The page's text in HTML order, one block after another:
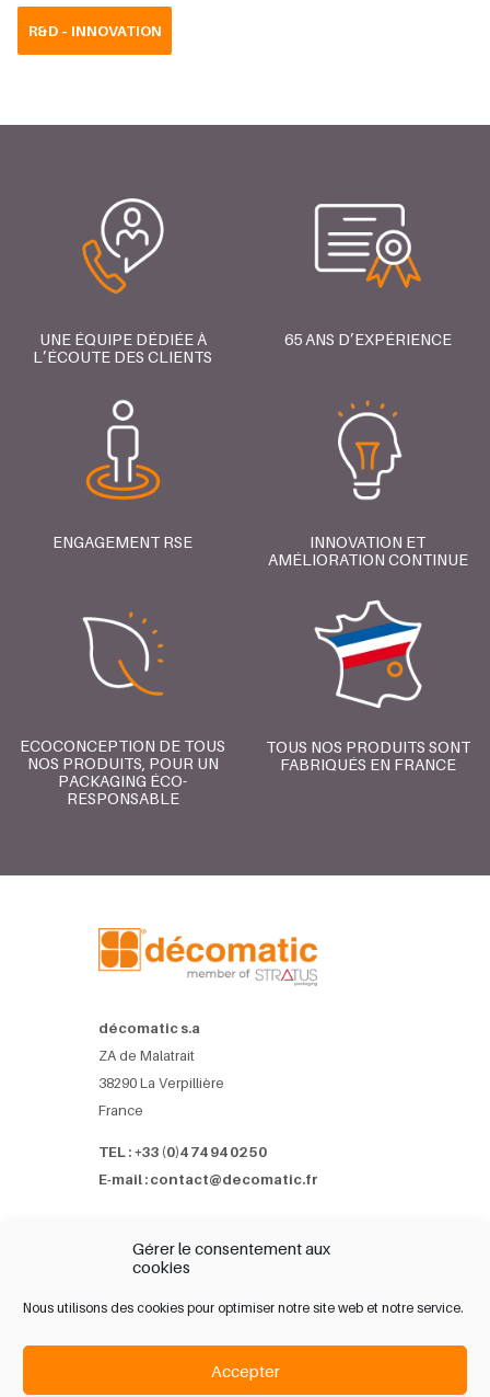
Gérer le consentement aux
cookies
Nous utilisons des cookies pour optimiser notre site web et notre service.
Accepter
R&D – INNOVATION
UNE ÉQUIPE DÉDIÉE À
L’ÉCOUTE DES CLIENTS
65 ANS D’EXPÉRIENCE
ENGAGEMENT RSE
INNOVATION ET
AMÉLIORATION CONTINUE
ECOCONCEPTION DE TOUS
NOS PRODUITS, POUR UN
PACKAGING ÉCO-
RESPONSABLE
TOUS NOS PRODUITS SONT
FABRIQUÉS EN FRANCE
décomatic s.a
ZA de Malatrait
38290 La Verpillière
France
TEL : +33 (0)4 74 94 02 50
E-mail : contact@decomatic.fr
Partenaires
Contact
Mentions légales-CGV